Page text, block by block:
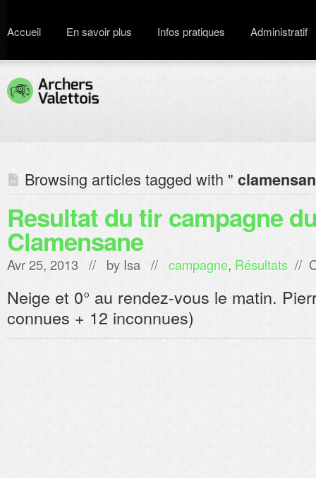
Accueil En savoir plus Infos pratiques Administratif
Browsing articles tagged with "
Resultat du tir campagne
Clamensane
Avr 25, 2013 // by Isa // campagne, Résultats //
Neige et 0° au rendez-vous le matin.
connues + 12 inconnues)